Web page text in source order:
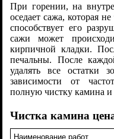
При горении, на
оседает сажа, которая
способствует его
сажи может
кирпичной кладки.
печальны. После
удалять все остатки
зависимости от
полную чистку камина
Чистка камина
Наименование работ